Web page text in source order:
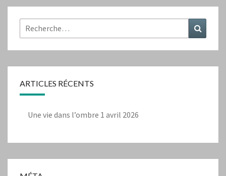
Rechercher :
ARTICLES RÉCENTS
Une vie dans l’ombre 1 avril 2026